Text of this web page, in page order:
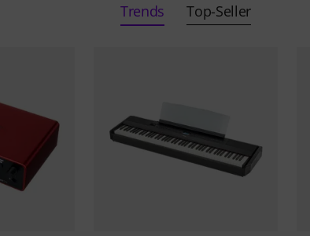
Trends Top-Seller